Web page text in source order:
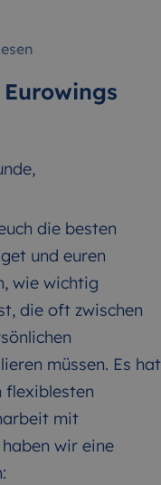
die besten
und euren
wie wichtig
die oft zwischen
müssen. Es hat
flexiblesten
mit
wir eine